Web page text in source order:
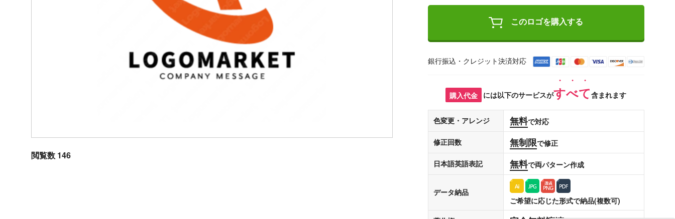
閲覧数 146
このロゴを購入する
銀行振込・クレジット決済対応
購入代金 には以下のサービスがすべて含まれます
色変更・アレンジ 無料で対応
修正回数 無制限で修正
日本語英語表記 無料で両パターン作成
データ納品
ご希望に応じた形式で納品(複数可)